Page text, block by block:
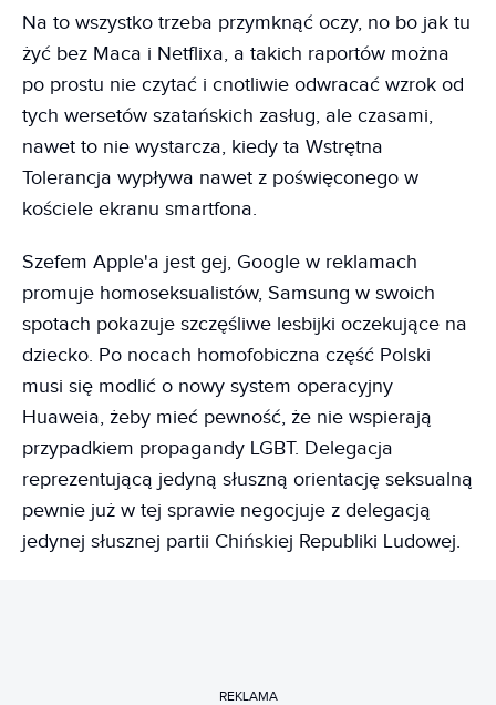
Na to wszystko trzeba przymknąć oczy, no bo jak tu
żyć bez Maca i Netflixa, a takich raportów można
po prostu nie czytać i cnotliwie odwracać wzrok od
tych wersetów szatańskich zasług, ale czasami,
nawet to nie wystarcza, kiedy ta Wstrętna
Tolerancja wypływa nawet z poświęconego w
kościele ekranu smartfona.
Szefem Apple'a jest gej, Google w reklamach
promuje homoseksualistów, Samsung w swoich
spotach pokazuje szczęśliwe lesbijki oczekujące na
dziecko. Po nocach homofobiczna część Polski
musi się modlić o nowy system operacyjny
Huaweia, żeby mieć pewność, że nie wspierają
przypadkiem propagandy LGBT. Delegacja
reprezentującą jedyną słuszną orientację seksualną
pewnie już w tej sprawie negocjuje z delegacją
jedynej słusznej partii Chińskiej Republiki Ludowej.
REKLAMA